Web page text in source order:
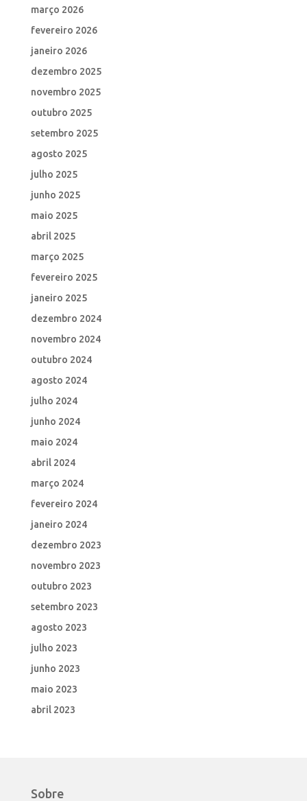
março 2026
fevereiro 2026
janeiro 2026
dezembro 2025
novembro 2025
outubro 2025
setembro 2025
agosto 2025
julho 2025
junho 2025
maio 2025
abril 2025
março 2025
fevereiro 2025
janeiro 2025
dezembro 2024
novembro 2024
outubro 2024
agosto 2024
julho 2024
junho 2024
maio 2024
abril 2024
março 2024
fevereiro 2024
janeiro 2024
dezembro 2023
novembro 2023
outubro 2023
setembro 2023
agosto 2023
julho 2023
junho 2023
maio 2023
abril 2023
Sobre